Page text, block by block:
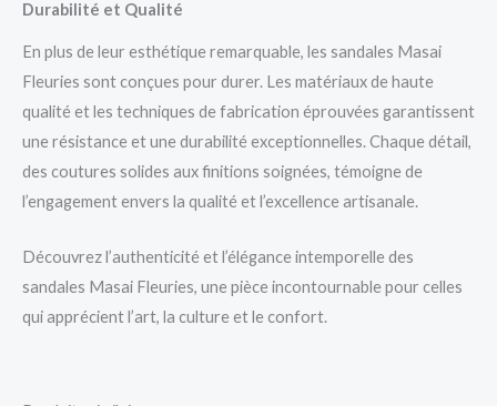
Durabilité et Qualité
En plus de leur esthétique remarquable, les sandales Masai
Fleuries sont conçues pour durer. Les matériaux de haute
qualité et les techniques de fabrication éprouvées garantissent
une résistance et une durabilité exceptionnelles. Chaque détail,
des coutures solides aux finitions soignées, témoigne de
l’engagement envers la qualité et l’excellence artisanale.
Découvrez l’authenticité et l’élégance intemporelle des
sandales Masai Fleuries, une pièce incontournable pour celles
qui apprécient l’art, la culture et le confort.